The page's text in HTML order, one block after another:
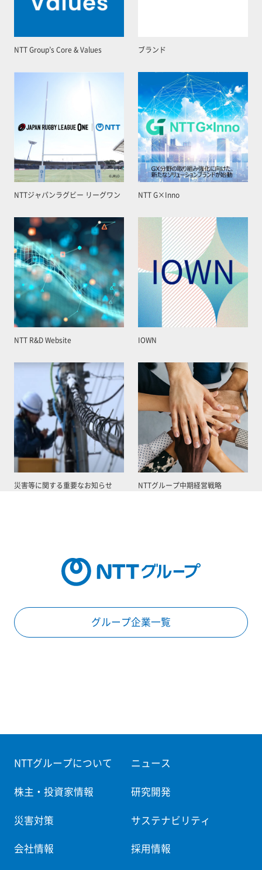
NTT Group’s Core & Values ブランド
NTTジャパンラグビー リーグワン NTT G×Inno
NTT R&D Website IOWN
災害等に関する重要なお知らせ NTTグループ中期経営戦略
グループ企業一覧
NTTグループについて ニュース
株主・投資家情報 研究開発
災害対策 サステナビリティ
会社情報 採用情報